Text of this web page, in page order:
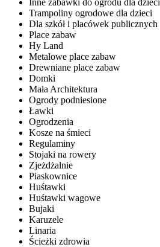
Inne zabawki do ogrodu dla dzieci
Trampoliny ogrodowe dla dzieci
Dla szkół i placówek publicznych
Place zabaw
Hy Land
Metalowe place zabaw
Drewniane place zabaw
Domki
Mała Architektura
Ogrody podniesione
Ławki
Ogrodzenia
Kosze na śmieci
Regulaminy
Stojaki na rowery
Zjeżdżalnie
Piaskownice
Huśtawki
Huśtawki wagowe
Bujaki
Karuzele
Linaria
Ścieżki zdrowia